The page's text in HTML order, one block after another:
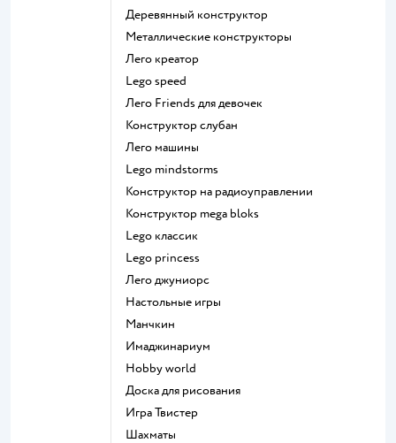
Деревянный конструктор
Металлические конструкторы
Лего креатор
Lego speed
Лего Friends для девочек
Конструктор слубан
Лего машины
Lego mindstorms
Конструктор на радиоуправлении
Конструктор mega bloks
Lego классик
Lego princess
Лего джуниорс
Настольные игры
Манчкин
Имаджинариум
Hobby world
Доска для рисования
Игра Твистер
Шахматы